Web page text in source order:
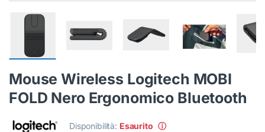
Mouse Wireless Logitech MOBI
FOLD Nero Ergonomico Bluetooth
Disponibilità: Esaurito ⓘ